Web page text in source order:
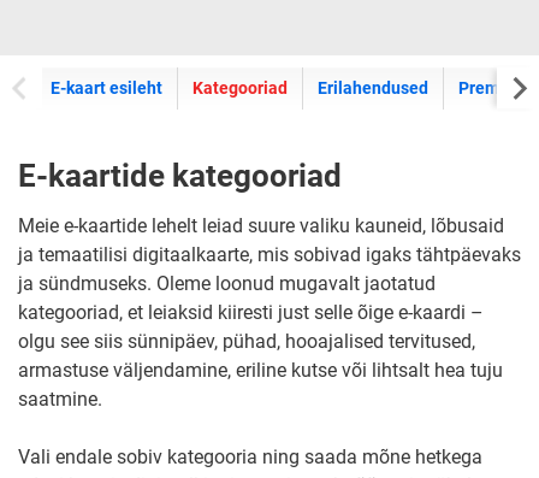
E-kaart esileht E-kaartide
Kategooriad Erilahendused Premium
E-kaartide kategooriad
Meie e-kaartide lehelt leiad suure valiku kauneid, lõbusaid
ja temaatilisi digitaalkaarte, mis sobivad igaks tähtpäevaks
ja sündmuseks. Oleme loonud mugavalt jaotatud
kategooriad, et leiaksid kiiresti just selle õige e-kaardi –
olgu see siis sünnipäev, pühad, hooajalised tervitused,
armastuse väljendamine, eriline kutse või lihtsalt hea tuju
saatmine.
Vali endale sobiv kategooria ning saada mõne hetkega